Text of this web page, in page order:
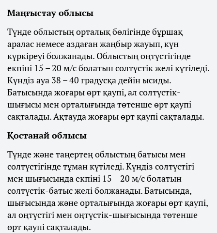
Маңғыстау облысы
Түнде облыстың орталық бөлігінде бұршақ
аралас немесе аздаған жаңбыр жауып, күн
күркіреуі болжанады. Облыстың оңтүстігінде
екпіні 15 – 20 м/с болатын солтүстік желі күтіледі.
Күндіз ауа 38 – 40 градусқа дейін ысиды.
Батысында жоғары өрт қаупі, ал солтүстік-
шығысы мен орталығында төтенше өрт қаупі
сақталады. Ақтауда жоғары өрт қаупі сақталады.
Қостанай облысы
Түнде және таңертең облыстың батысы мен
солтүстігінде тұман күтіледі. Күндіз солтүстігі
мен шығысында екпіні 15 – 20 м/с болатын
солтүстік-батыс желі болжанады. Батысында,
шығысында және орталығында жоғары өрт қаупі,
ал оңтүстігі мен оңтүстік-шығысында төтенше
өрт қаупі сақталады.